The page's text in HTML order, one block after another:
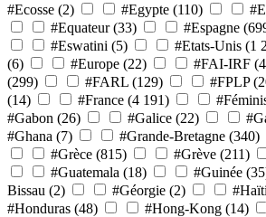
#Ecosse (2) #Egypte (110)
#Equateur (33) #Espagne
#Eswatini (5) #Etats-Unis (1
(6)
#Europe (22) #FAI-IRF
(299)
#FARL (129) #FPLP
(14)
#France (4 191)
#Gabon (26) #Galice (22)
#Ghana (7) #Grande-Bretagne (340)
#Grèce (815) #Grève (211)
#Guatemala (18) #Guinée
Bissau (2) #Géorgie (2) #Haïti
#Honduras (48) #Hong-Kong (14)